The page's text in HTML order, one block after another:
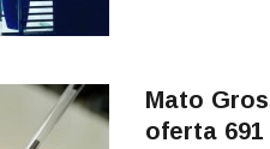
Mato
oferta